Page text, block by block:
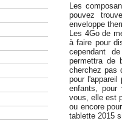
Les
pouvez
enveloppe
Les 4Go de
à faire pour
cependant
permettra de
cherchez pas
pour
enfants, pour
vous, elle est
ou encore
tablette 2015